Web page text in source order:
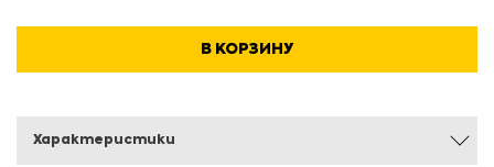
В КОРЗИНУ
Характеристики